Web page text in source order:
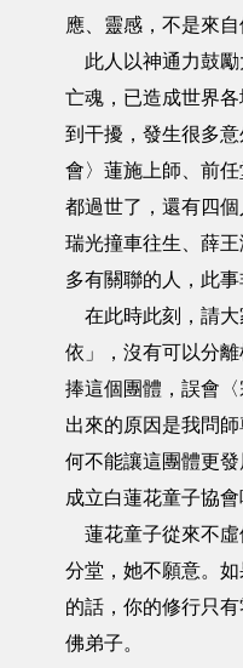
應、靈感，不是來自
此人以神通力鼓勵
亡魂，已造成世界
到干擾，發生很多
會〉蓮施上師、前
都過世了，還有四
瑞光撞車往生、薛
多有關聯的人，此事
在此時此刻，請大
依」，沒有可以分
捧這個團體，誤會
出來的原因是我問
何不能讓這團體更
成立白蓮花童子協會
蓮花童子從來不虛
分堂，她不願意。
的話，你的修行只
佛弟子。